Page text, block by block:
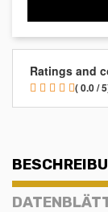
Ratings and
( 0.0 /